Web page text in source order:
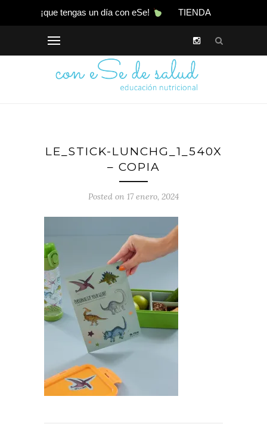
¡que tengas un día con eSe! TIENDA
LE_STICK-LUNCHG_1_540X
– COPIA
Posted on 17 enero, 2024